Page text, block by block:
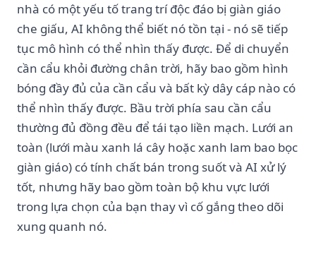
nhà có một yếu tố trang trí độc đáo bị giàn giáo
che giấu, AI không thể biết nó tồn tại - nó sẽ tiếp
tục mô hình có thể nhìn thấy được. Để di chuyển
cần cẩu khỏi đường chân trời, hãy bao gồm hình
bóng đầy đủ của cần cẩu và bất kỳ dây cáp nào có
thể nhìn thấy được. Bầu trời phía sau cần cẩu
thường đủ đồng đều để tái tạo liền mạch. Lưới an
toàn (lưới màu xanh lá cây hoặc xanh lam bao bọc
giàn giáo) có tính chất bán trong suốt và AI xử lý
tốt, nhưng hãy bao gồm toàn bộ khu vực lưới
trong lựa chọn của bạn thay vì cố gắng theo dõi
xung quanh nó.